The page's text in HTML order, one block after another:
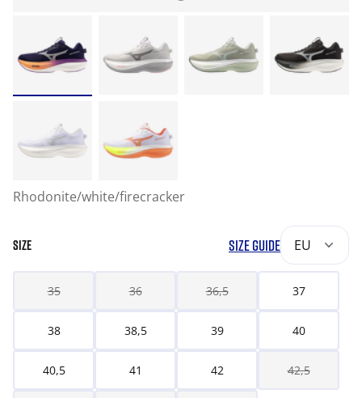
Rhodonite/white/firecracker
SIZE SIZE GUIDE EU
35 36 36,5 37
38 38,5 39 40
40,5 41 42 42,5